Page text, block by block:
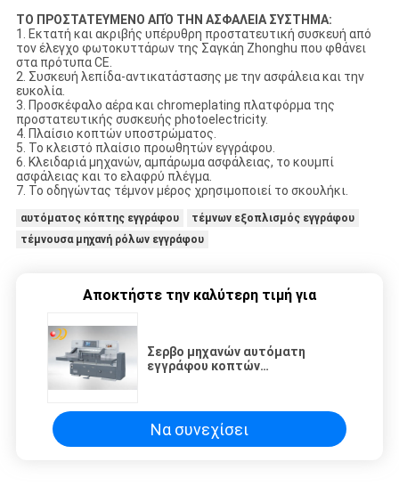
ΤΟ ΠΡΟΣΤΑΤΕΥΜΕΝΟ ΑΠΌ ΤΗΝ ΑΣΦΑΛΕΙΑ ΣΥΣΤΗΜΑ:
1. Εκτατή και ακριβής υπέρυθρη προστατευτική συσκευή από
τον έλεγχο φωτοκυττάρων της Σαγκάη Zhonghu που φθάνει
στα πρότυπα CE.
2. Συσκευή λεπίδα-αντικατάστασης με την ασφάλεια και την
ευκολία.
3. Προσκέφαλο αέρα και chromeplating πλατφόρμα της
προστατευτικής συσκευής photoelectricity.
4. Πλαίσιο κοπτών υποστρώματος.
5. Το κλειστό πλαίσιο προωθητών εγγράφου.
6. Κλειδαριά μηχανών, αμπάρωμα ασφάλειας, το κουμπί
ασφάλειας και το ελαφρύ πλέγμα.
7. Το οδηγώντας τέμνον μέρος χρησιμοποιεί το σκουλήκι.
αυτόματος κόπτης εγγράφου
τέμνων εξοπλισμός εγγράφου
τέμνουσα μηχανή ρόλων εγγράφου
Αποκτήστε την καλύτερη τιμή για
Σερβο μηχανών αυτόματη
εγγράφου κοπτών
Να συνεχίσει